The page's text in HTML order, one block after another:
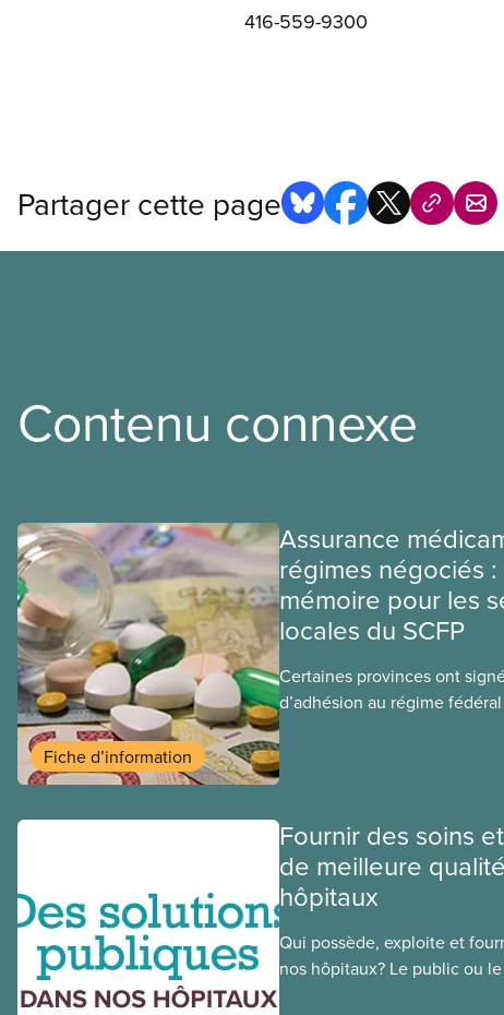
416-559-9300
Partager cette page
Contenu connexe
Fiche d’information
Assurance
régimes négociés
mémoire pour les
locales du SCFP
Certaines provinces ont
d’adhésion au régime fédéral
Fournir des soins
de meilleure
hôpitaux
Qui possède, exploite et
nos hôpitaux? Le public ou